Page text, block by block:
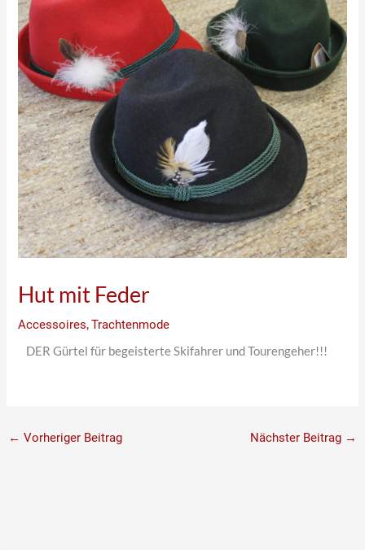
Hut mit Feder
Accessoires,Trachtenmode
DER Gürtel für begeisterte Skifahrer und Tourengeher!!!
← Vorheriger Beitrag Nächster Beitrag →